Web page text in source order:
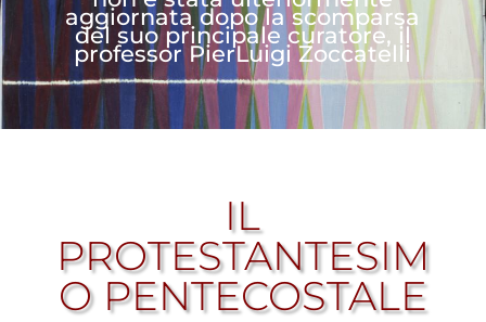
aggiornata dopo la scomparsa
del suo principale curatore, il
professor PierLuigi Zoccatelli
IL
PROTESTANTESIM
O PENTECOSTALE